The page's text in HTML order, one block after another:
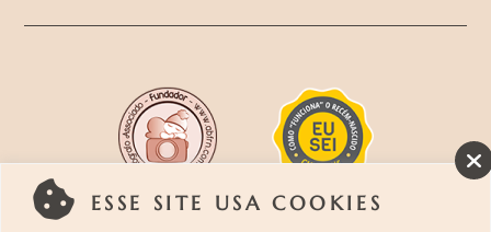
ESSE SITE USA COOKIES